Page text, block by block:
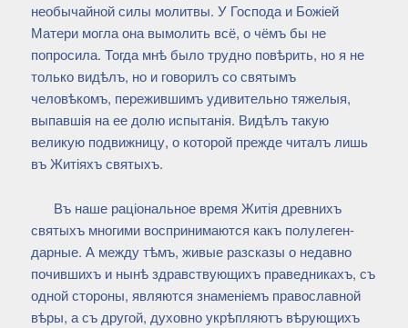
необычайной силы молитвы. У Господа и Божіей
Матери могла она вымолить всё, о чёмъ бы не
попросила. Тогда мнѣ было трудно повѣрить, но я не
только видѣлъ, но и говорилъ со святымъ
человѣкомъ, пережившимъ удивительно тяжелыя,
выпавшія на ее долю испытанія. Видѣлъ такую
великую подвижницу, о которой прежде читалъ лишь
въ Житіяхъ святыхъ.
Въ наше раціональное время Житія древнихъ
святыхъ многими воспринимаются какъ полулеген-
дарные. А между тѣмъ, живые разсказы о недавно
почившихъ и нынѣ здравствующихъ праведникахъ, съ
одной стороны, являются знаменіемъ православной
вѣры, а съ другой, духовно укрѣпляютъ вѣрующихъ